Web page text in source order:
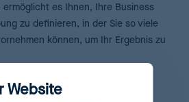
ermöglicht es Ihnen, Ihre Business
zu definieren, in der Sie so viele
können, um Ihr Ergebnis zu
Website